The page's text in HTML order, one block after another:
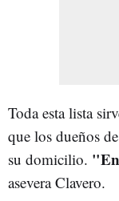
Toda esta lista
que los dueños
su domicilio.
asevera Clavero.